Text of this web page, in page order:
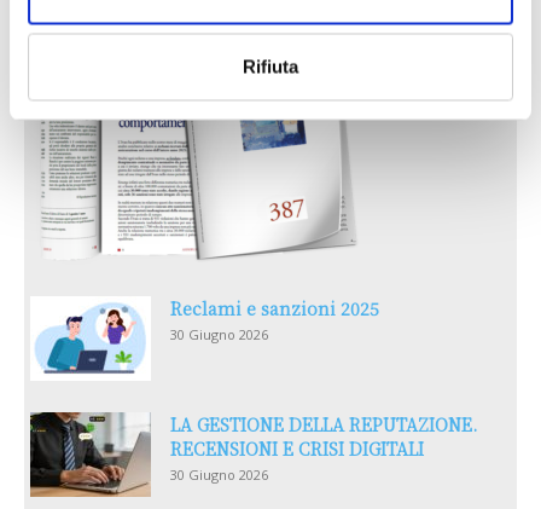
Rifiuta
Reclami e sanzioni 2025
30 Giugno 2026
LA GESTIONE DELLA REPUTAZIONE.
RECENSIONI E CRISI DIGITALI
30 Giugno 2026